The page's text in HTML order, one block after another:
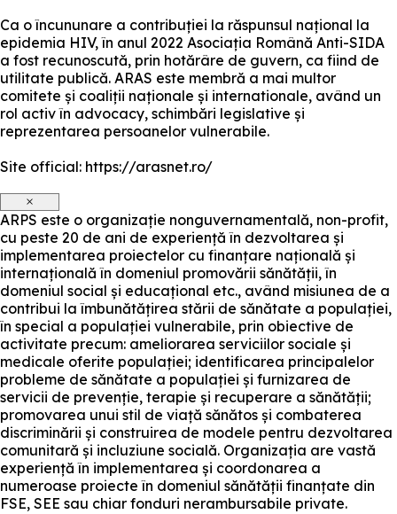
Ca o încununare a contribuției la răspunsul național la
epidemia HIV, în anul 2022 Asociația Română Anti-SIDA
a fost recunoscută, prin hotărâre de guvern, ca fiind de
utilitate publică. ARAS este membră a mai multor
comitete și coaliții naționale și internationale, având un
rol activ în advocacy, schimbări legislative și
reprezentarea persoanelor vulnerabile.
Site official: https://arasnet.ro/
×
ARPS este o organizație nonguvernamentală, non-profit,
cu peste 20 de ani de experiență în dezvoltarea și
implementarea proiectelor cu finanțare națională și
internațională în domeniul promovării sănătății, în
domeniul social și educațional etc., având misiunea de a
contribui la îmbunătățirea stării de sănătate a populației,
în special a populației vulnerabile, prin obiective de
activitate precum: ameliorarea serviciilor sociale și
medicale oferite populației; identificarea principalelor
probleme de sănătate a populației și furnizarea de
servicii de prevenție, terapie și recuperare a sănătății;
promovarea unui stil de viață sănătos și combaterea
discriminării și construirea de modele pentru dezvoltarea
comunitară și incluziune socială. Organizația are vastă
experiență în implementarea și coordonarea a
numeroase proiecte în domeniul sănătății finanțate din
FSE, SEE sau chiar fonduri nerambursabile private.